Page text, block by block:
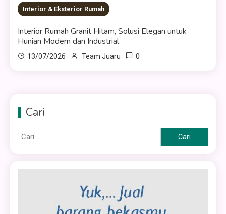
Interior & Eksterior Rumah
Interior Rumah Granit Hitam, Solusi Elegan untuk
Hunian Modern dan Industrial
13/07/2026 Team Juaru 0
Cari
untuk: